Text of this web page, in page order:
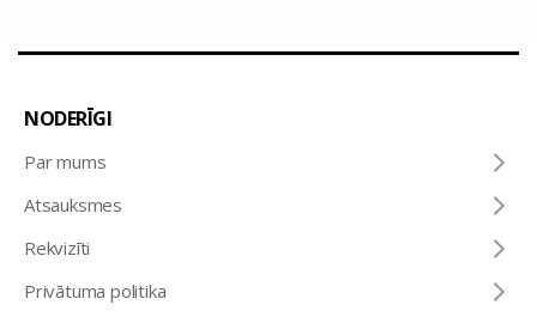
NODERĪGI
Par mums
Atsauksmes
Rekvizīti
Privātuma politika